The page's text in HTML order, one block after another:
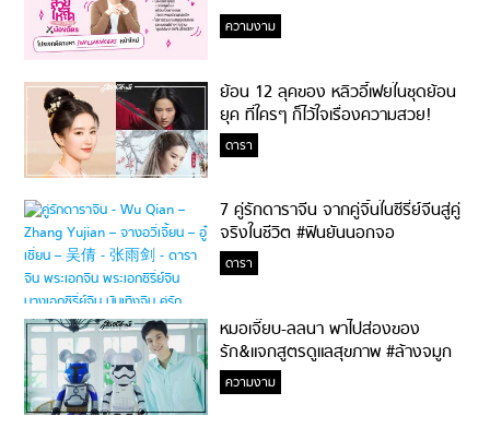
ความงาม
ย้อน 12 ลุคของ หลิวอี้เฟยในชุดย้อน
ยุค ที่ใครๆ ก็ไว้ใจเรื่องความสวย!
ดารา
7 คู่รักดาราจีน จากคู่จิ้นในซีรี่ย์จีนสู่คู่
จริงในชีวิต #ฟินยันนอกจอ
ดารา
หมอเจี๊ยบ-ลลนา พาไปส่องของ
รัก&แจกสูตรดูแลสุขภาพ #ล้างจมูก
ไม่ยากจะสอนให้
ความงาม